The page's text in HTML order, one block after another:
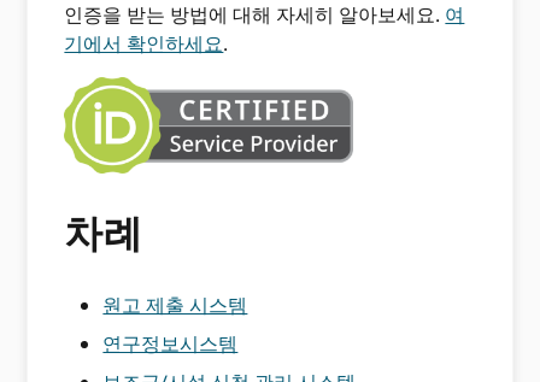
인증을 받는 방법에 대해 자세히 알아보세요. 여
기에서 확인하세요.
차례
원고 제출 시스템
연구정보시스템